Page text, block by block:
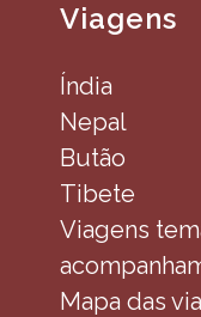
Viagens
Índia
Nepal
Butão
Tibete
Viagens
Mapa das